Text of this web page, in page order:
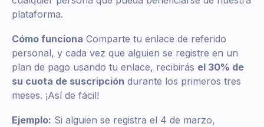
plataforma.
Cómo funciona Comparte tu enlace de referido
personal, y cada vez que alguien se registre en un
plan de pago usando tu enlace, recibirás el 30% de
su cuota de suscripción durante los primeros tres
meses. ¡Así de fácil!
Ejemplo: Si alguien se registra el 4 de marzo,